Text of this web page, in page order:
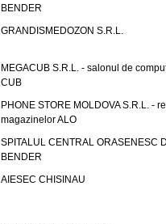
BENDER
GRANDISMEDOZON S.R.L.
MEGACUB S.R.L. - salonul de
CUB
PHONE STORE MOLDOVA S.R.L. -
magazinelor ALO
SPITALUL CENTRAL ORASENESC
BENDER
AIESEC CHISINAU